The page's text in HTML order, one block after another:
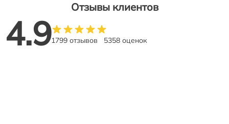
Отзывы клиентов
4.91799 отзывов 5358 оценок